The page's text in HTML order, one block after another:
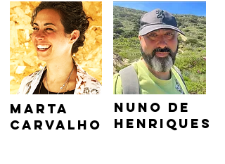
marta
carvalho
nuno de
henriques